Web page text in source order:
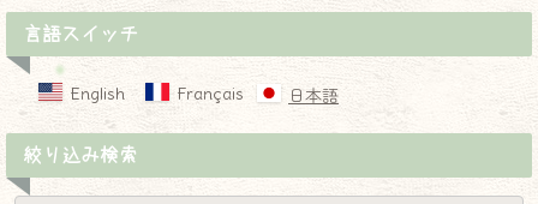
言語スイッチ
English Français 日本語
絞り込み検索